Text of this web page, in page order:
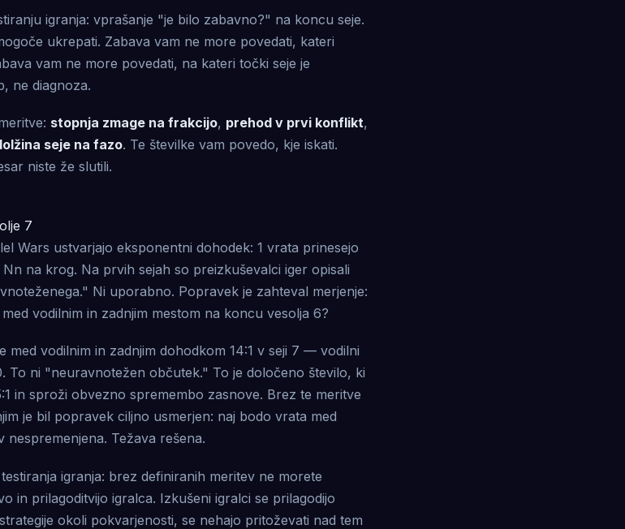
igranja: vprašanje "je bilo zabavno?" na koncu seje.
ukrepati. Zabava vam ne more povedati, kateri
vam ne more povedati, na kateri točki seje je
ne diagnoza.
stopnja zmage na frakcijo, prehod v prvi konflikt,
seje na fazo. Te številke vam povedo, kje iskati.
niste že slutili.
7
Wars ustvarjajo eksponentni dohodek: 1 vrata prinesejo
na krog. Na prvih sejah so preizkuševalci iger opisali
Ni uporabno. Popravek je zahteval merjenje:
vodilnim in zadnjim mestom na koncu vesolja 6?
med vodilnim in zadnjim dohodkom 14:1 v seji 7 — vodilni
To ni "neuravnotežen občutek." To je določeno število, ki
in sproži obvezno spremembo zasnove. Brez te meritve
je bil popravek ciljno usmerjen: naj bodo vrata med
Težava rešena.
igranja: brez definiranih meritev ne morete
in prilagoditvijo igralca. Izkušeni igralci se prilagodijo
okoli pokvarjenosti, se nehajo pritoževati nad tem